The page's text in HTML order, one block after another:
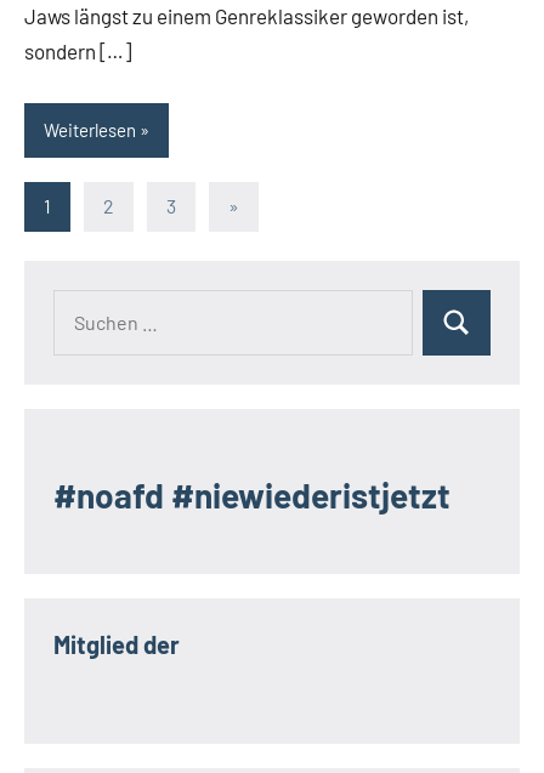
Jaws längst zu einem Genreklassiker geworden ist,
sondern […]
Weiterlesen
Seitennummerierung
Beiträge
1 2 3
Nächste
»
Suchen
#noafd #niewiederistjetzt
Mitglied der